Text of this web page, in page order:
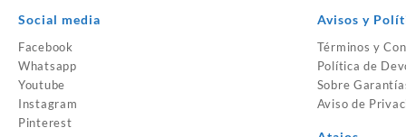
Social media
Facebook
Whatsapp
Youtube
Instagram
Pinterest
Avisos y
Términos y
Política de
Sobre
Aviso de